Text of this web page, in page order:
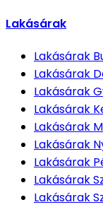
Lakásárak
Lakásárak
Lakásárak
Lakásárak
Lakásárak
Lakásárak
Lakásárak
Lakásárak
Lakásárak
Lakásárak